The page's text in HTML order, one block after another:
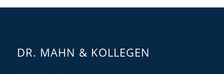
DR. MAHN & KOLLEGEN